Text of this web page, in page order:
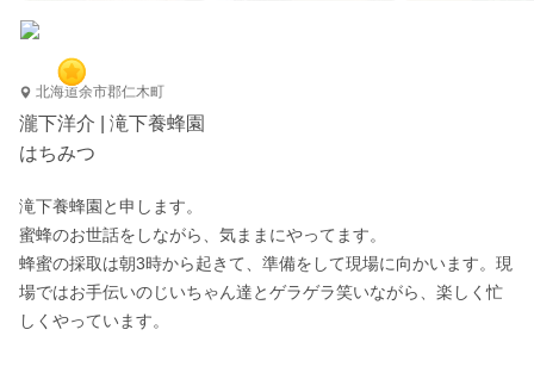
北海道余市郡仁木町
瀧下洋介 | 滝下養蜂園
はちみつ
滝下養蜂園と申します。
蜜蜂のお世話をしながら、気ままにやってます。
蜂蜜の採取は朝3時から起きて、準備をして現場に向かいます。現
場ではお手伝いのじいちゃん達とゲラゲラ笑いながら、楽しく忙
しくやっています。